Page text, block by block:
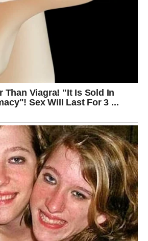
KROZ
KOJA SE
dobija ono što najviše voli: osećaj
dolazi vatromet, ali dolazi olakšanje
Kao da ti se život tiho